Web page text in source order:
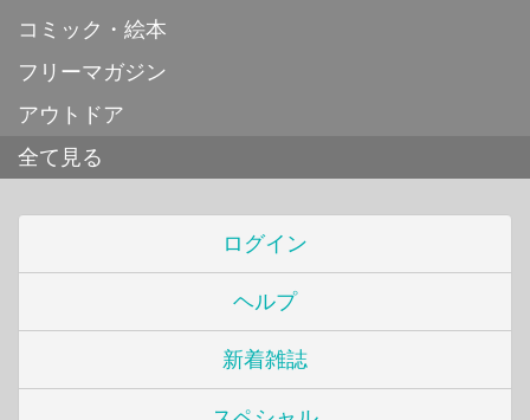
コミック・絵本
フリーマガジン
アウトドア
全て見る
ログイン
ヘルプ
新着雑誌